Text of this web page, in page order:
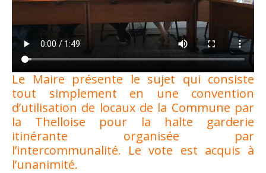
Le Maire présente le sujet qui consiste
tout simplement en une convention
d’utilisation de locaux de la Commune par
la Thelloise pour la halte garderie
itinérante organisée par
l’intercommunalité. Le vote est acquis à
l’unanimité.